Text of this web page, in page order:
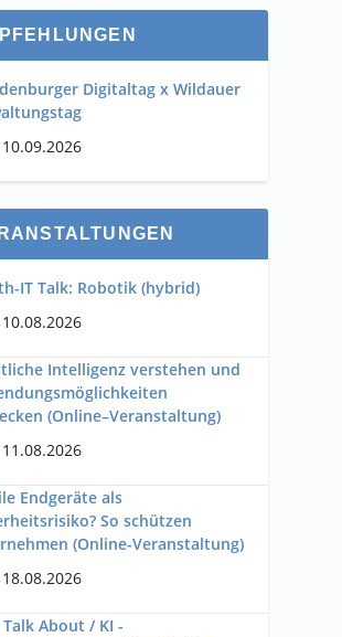
Digitaltag x Wildauer
10.09.2026
IT Talk: Robotik (hybrid)
10.08.2026
Intelligenz verstehen und
(Online–Veranstaltung)
11.08.2026
Endgeräte als
So schützen
(Online-Veranstaltung)
18.08.2026
About / KI -